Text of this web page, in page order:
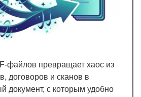
файлов превращает хаос из
договоров и сканов в
документ, с которым удобно